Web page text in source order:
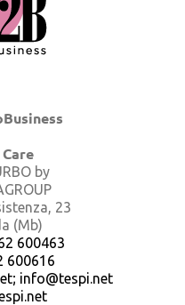
by
23
(Mb)
600463
600616
info@tespi.net